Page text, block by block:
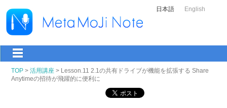
日本語 English
TOP > 活用講座 > Lesson.11 2.1の共有ドライブが機能を拡張する Share
Anytimeの招待が飛躍的に便利に